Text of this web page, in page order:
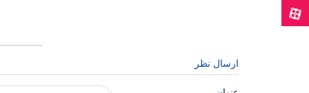
ارسال نظر